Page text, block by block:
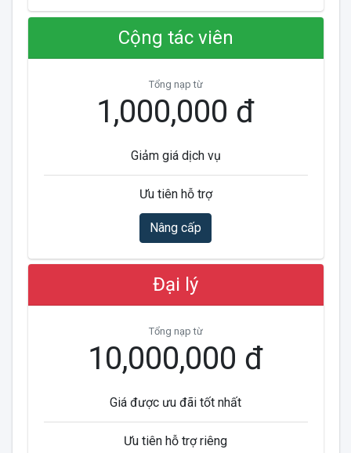
Cộng tác viên
Tổng nạp từ
1,000,000 đ
Giảm giá dịch vụ
Ưu tiên hỗ trợ
Nâng cấp
Đại lý
Tổng nạp từ
10,000,000 đ
Giá được ưu đãi tốt nhất
Ưu tiên hỗ trợ riêng